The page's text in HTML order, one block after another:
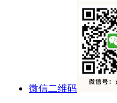
微信二维码